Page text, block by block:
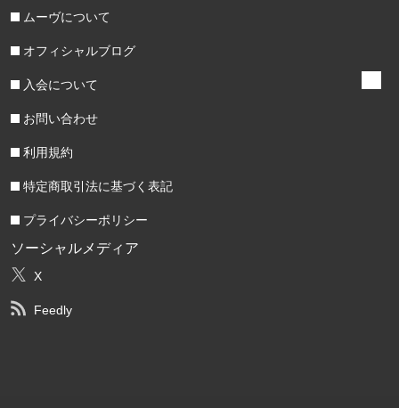
ムーヴについて
オフィシャルブログ
入会について
お問い合わせ
利用規約
特定商取引法に基づく表記
プライバシーポリシー
ソーシャルメディア
X
Feedly